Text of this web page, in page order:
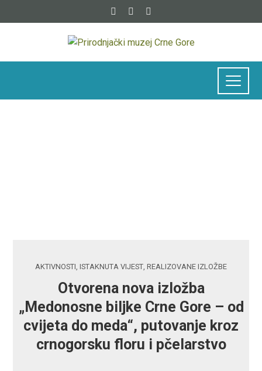
AKTIVNOSTI, ISTAKNUTA VIJEST, REALIZOVANE IZLOŽBE
Otvorena nova izložba
„Medonosne biljke Crne Gore – od
cvijeta do meda“, putovanje kroz
crnogorsku floru i pčelarstvo